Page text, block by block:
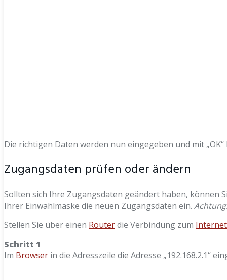
Die richtigen Daten werden nun eingegeben und mit
Zugangsdaten prüfen oder ändern
Sollten sich Ihre Zugangsdaten geändert haben, können
Ihrer Einwahlmaske die neuen Zugangsdaten ein.
Stellen Sie über einen Routerdie Verbindung zum Internet
Schritt 1
Im Browser in die Adresszeile die Adresse „192.168.2.1“